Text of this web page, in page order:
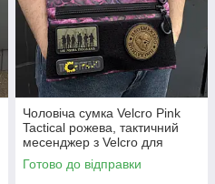
Чоловіча сумка Velcro Pink
Tactical рожева, тактичний
месенджер з Velcro для
патчів
Готово до відправки